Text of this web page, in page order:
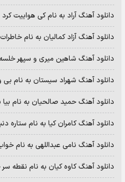
دانلود آهنگ آراد به نام کی هواییت کرد
دانلود آهنگ آزاد کمالیان به نام
دانلود آهنگ شاهین میری و سپهر خلسه
دانلود آهنگ شهراد سیستان به نام بی
دانلود آهنگ حمید صالحیان به نام بیا
دانلود آهنگ کامران کیا به نام ستاره
دانلود آهنگ نامی عبداللهی به نام
دانلود آهنگ کاوه کیان به نام نقطه